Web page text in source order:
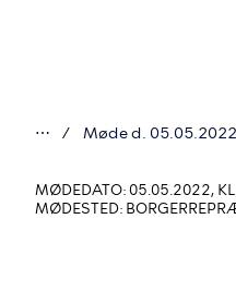
er
her
⋯ Møde d.
MØDEDATO: 05.05.2022,
MØDESTED: